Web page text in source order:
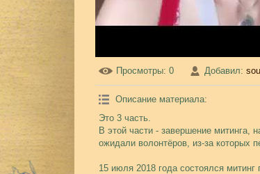
Просмотры: 0 Добавил:
Описание материала:
Это 3 часть.
В этой части - завершение
ожидали волонтёров, из-за которых
15 июля 2018 года состоялся митинг